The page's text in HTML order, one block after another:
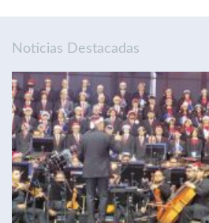
Noticias Destacadas